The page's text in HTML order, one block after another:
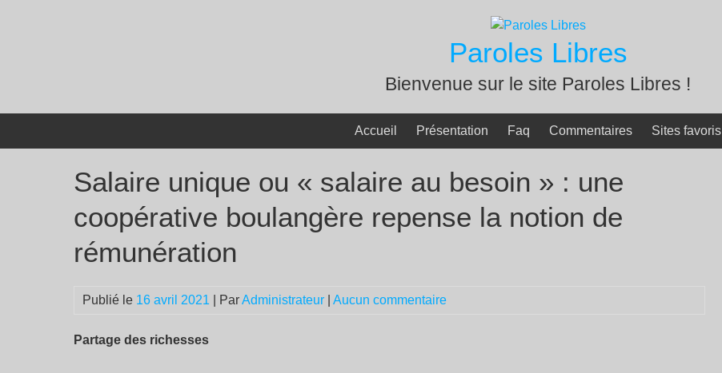
Paroles Libres
Bienvenue sur le site Paroles Libres !
Accueil Présentation Faq Commentaires Sites favoris
Salaire unique ou « salaire au besoin » : une
coopérative boulangère repense la notion de
rémunération
Publié le 16 avril 2021 | ParAdministrateur Aucun commentaire
Partage des richesses